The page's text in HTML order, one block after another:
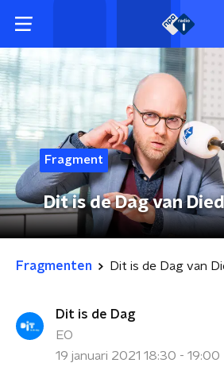
Fragment
Dit is de Dag van
Fragmenten Dit is de Dag van
Dit is de Dag
EO
19 januari 2021 18:30 - 19:00